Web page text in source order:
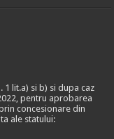
lit.a) si b) si dupa caz
pentru aprobarea
concesionare din
ale statului: